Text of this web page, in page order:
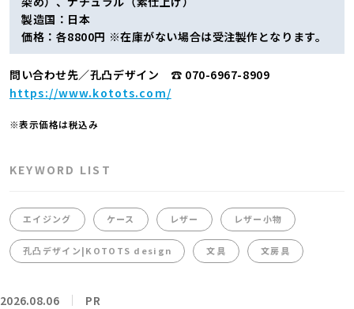
製造国：日本
価格：各8800円 ※在庫がない場合は受注製作となります。
問い合わせ先／孔凸デザイン ☎ 070-6967-8909
https://www.kotots.com/
※表示価格は税込み
KEYWORD LIST
エイジング ケース レザー レザー小物
孔凸デザイン|KOTOTS design 文具 文房具
2026.08.06 PR